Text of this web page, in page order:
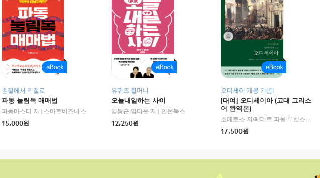
손절에서 익절로
파동 눌림목 매매법
파동마스터 저
스마트비즈니스
15,000원
유퀴즈 할머니
오늘내일하는 사이
임봉근,임다운 저
안온북스
12,250원
오디세이 개봉 기념!
[대여] 오디세이아 (고대 그리스
어 완역본)
호메로스 저/페테르 파울 루벤스 그림/박문재 역
17,500원